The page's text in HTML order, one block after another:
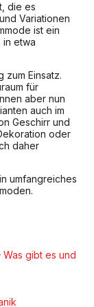
die es
Variationen
ist ein
in etwa
zum Einsatz.
für
aber nun
auch im
Geschirr und
oder
daher
umfangreiches
gibt es und